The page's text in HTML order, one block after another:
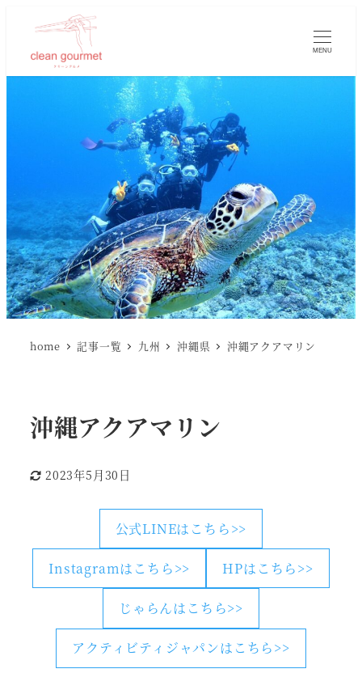
MENU
home 記事一覧 九州 沖縄県 沖縄アクアマリン
沖縄アクアマリン
更新日
2023年5月30日
公式LINEはこちら>>
Instagramはこちら>> HPはこちら>>
じゃらんはこちら>>
アクティビティジャパンはこちら>>